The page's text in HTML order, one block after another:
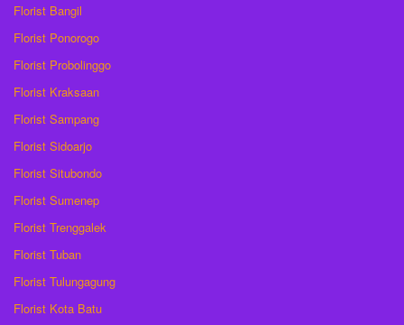
Florist Bangil
Florist Ponorogo
Florist Probolinggo
Florist Kraksaan
Florist Sampang
Florist Sidoarjo
Florist Situbondo
Florist Sumenep
Florist Trenggalek
Florist Tuban
Florist Tulungagung
Florist Kota Batu